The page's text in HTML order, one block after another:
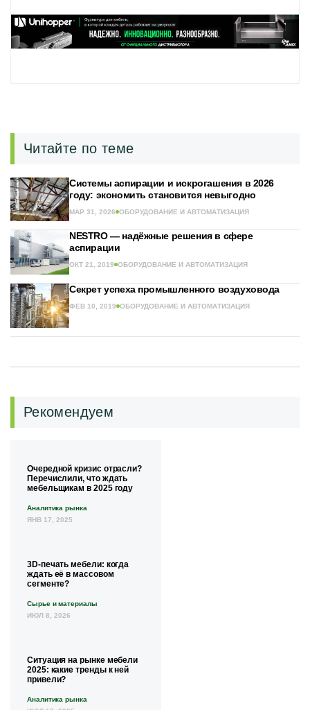
Читайте по теме
Системы аспирации и искрогашения в 2026
году: экономить становится невыгодно
МАР 31, 2026 ОБОРУДОВАНИЕ И АВТОМАТИЗАЦИЯ
NESTRO — надёжные решения в сфере
аспирации
ОКТ 21, 2019 ОБОРУДОВАНИЕ И АВТОМАТИЗАЦИЯ
Секрет успеха промышленного воздуховода
ФЕВ 10, 2019 ОБОРУДОВАНИЕ И АВТОМАТИЗАЦИЯ
Рекомендуем
Очередной кризис отрасли?
Перечислили, что ждать
мебельщикам в 2025 году
Аналитика рынка
ЯНВ 17, 2025
3D-печать мебели: когда
ждать её в массовом
сегменте?
Сырье и материалы
ИЮЛ 8, 2026
Ситуация на рынке мебели
2025: какие тренды к ней
привели?
Аналитика рынка